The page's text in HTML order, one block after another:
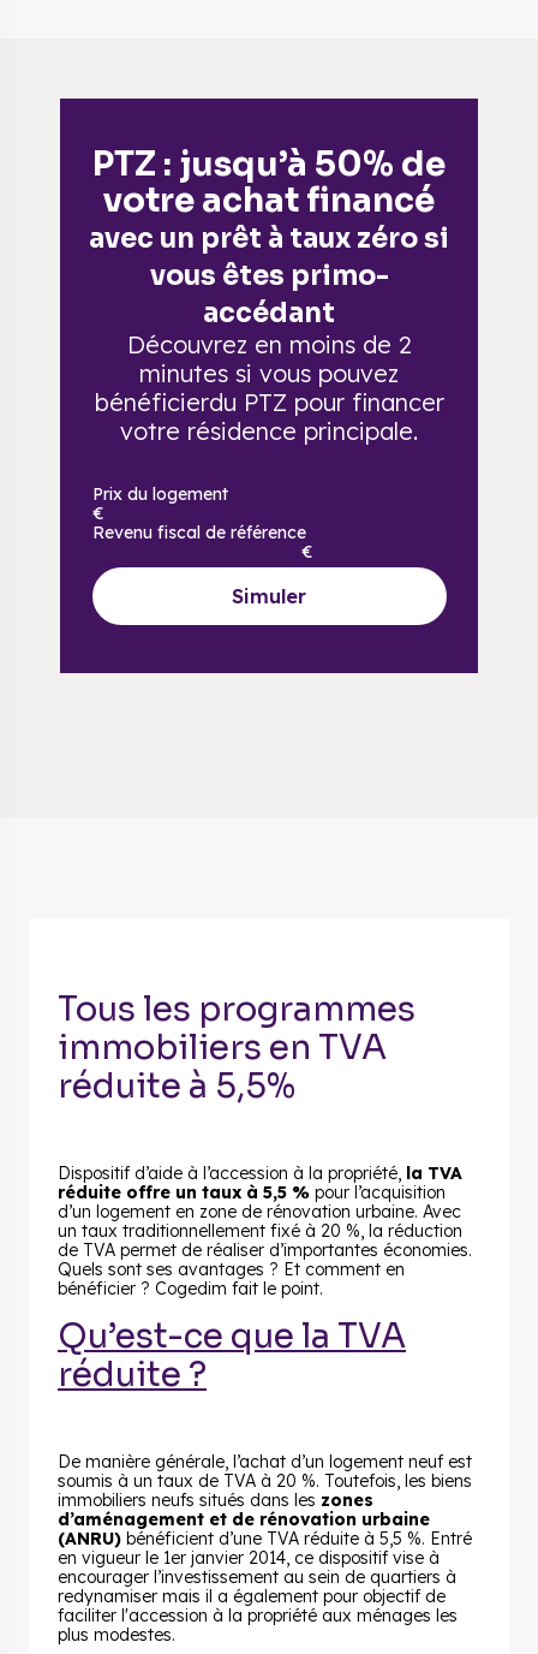
PTZ : jusqu’à 50% de
votre achat financé
avec un prêt à taux zéro si
vous êtes primo-
accédant
Découvrez en moins de 2
minutes si vous pouvez
bénéficierdu PTZ pour financer
votre résidence principale.
Prix du logement
€
Revenu fiscal de référence
€
Simuler
Tous les programmes
immobiliers en TVA
réduite à 5,5%
Dispositif d’aide à l’accession à la propriété, la TVA
réduite offre un taux à 5,5 % pour l’acquisition
d’un logement en zone de rénovation urbaine. Avec
un taux traditionnellement fixé à 20 %, la réduction
de TVA permet de réaliser d’importantes économies.
Quels sont ses avantages ? Et comment en
bénéficier ? Cogedim fait le point.
Qu’est-ce que la TVA
réduite ?
De manière générale, l’achat d’un logement neuf est
soumis à un taux de TVA à 20 %. Toutefois, les biens
immobiliers neufs situés dans les zones
d’aménagement et de rénovation urbaine
(ANRU) bénéficient d’une TVA réduite à 5,5 %. Entré
en vigueur le 1er janvier 2014, ce dispositif vise à
encourager l’investissement au sein de quartiers à
redynamiser mais il a également pour objectif de
faciliter l'accession à la propriété aux ménages les
plus modestes.